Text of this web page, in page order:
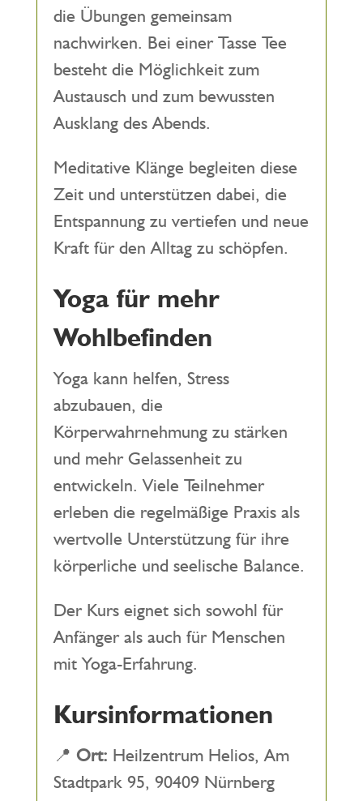
die Übungen gemeinsam
nachwirken. Bei einer Tasse Tee
besteht die Möglichkeit zum
Austausch und zum bewussten
Ausklang des Abends.
Meditative Klänge begleiten diese
Zeit und unterstützen dabei, die
Entspannung zu vertiefen und neue
Kraft für den Alltag zu schöpfen.
Yoga für mehr
Wohlbefinden
Yoga kann helfen, Stress
abzubauen, die
Körperwahrnehmung zu stärken
und mehr Gelassenheit zu
entwickeln. Viele Teilnehmer
erleben die regelmäßige Praxis als
wertvolle Unterstützung für ihre
körperliche und seelische Balance.
Der Kurs eignet sich sowohl für
Anfänger als auch für Menschen
mit Yoga-Erfahrung.
Kursinformationen
📍 Ort: Heilzentrum Helios, Am
Stadtpark 95, 90409 Nürnberg